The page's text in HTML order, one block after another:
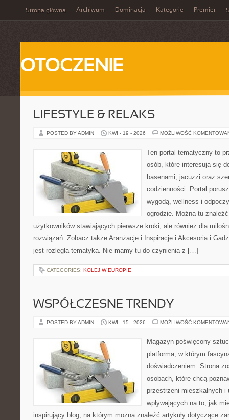
Strona główna Archiwum Dominacja Kategorie Premier
OTOCZENIE
LIFESTYLE & RELAKS
POSTED BY ADMIN KWI - 19 - 2026 MOŻLIWOŚĆ
Ten portal tematyczny to
osób, które interesują się
basenami, jacuzzi oraz
codzienności. Portal
wygodą, wellness i
ogrodzie. Można tu
użytkowników stawiających pierwsze kroki, ale również dla
rozwiązań. Zobacz także Aranżacje i Inspiracje i Akcesoria i
jest rozległa tematyka. Nie mamy tu do czynienia z […]
CATEGORIES: KOLEJ W EUROPIE
WSPÓŁCZESNE TRENDY
POSTED BY ADMIN KWI - 15 - 2026 MOŻLIWOŚĆ
Magazyn poświęcony
platforma, w którym
doświadczeniem. Strona
osobach, które chcą
przestrzeni mieszkalnych i
wpływających na to, jak
inspirujący blog, na którym można znaleźć artykuły dotyczące